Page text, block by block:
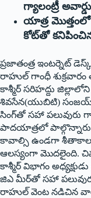
‌గ్యాలంట్రీ
యాత్ర
‌కోట్‌తో
ప్రజాతంత్ర ఇంటర్నెట్‌
రాహుల్‌ ‌గాంధీ
కాశ్మీర్‌ ‌సరిహద్దు
శివసేన(యుబిటి) సంజయ్‌
సింగ్‌తో సహా పలువురు
పాదయాత్రలో పాల్గొన్నారు.
కావాల్సి ఉండగా
ఆలస్యంగా మొదలైంది.
కాశ్మీర్‌ ‌విభాగం
జిఎ మీర్‌తో సహా
రాహుల్‌ ‌వెంట నడిచిన